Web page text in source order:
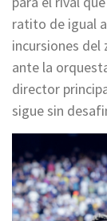
ratito de igual
incursiones del
ante la
director
sigue sin